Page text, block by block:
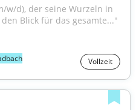
w/d), der seine Wurzeln in
Blick für das gesamte..."
Vollzeit